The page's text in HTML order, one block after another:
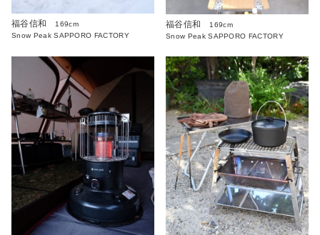
福谷信和
169cm
Snow Peak SAPPORO FACTORY
福谷信和
169cm
Snow Peak SAPPORO FACTORY